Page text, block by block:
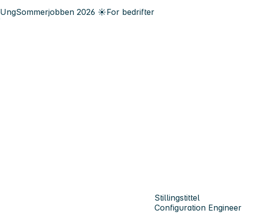
UngSommerjobben 2026 ☀️For bedrifter
Stillingstittel
Configuration Engineer